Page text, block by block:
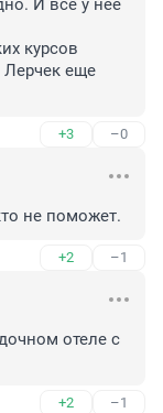
И всё у нее
курсов
Лерчек еще
+3 –0
не поможет.
+2 –1
отеле с
+2 –1